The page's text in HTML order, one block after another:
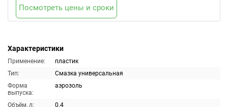
Характеристики
Применение:
пластик
Тип:
Смазка универсальная
Форма
выпуска:
аэрозоль
Объём, л:
0.4
Посмотреть цены и сроки